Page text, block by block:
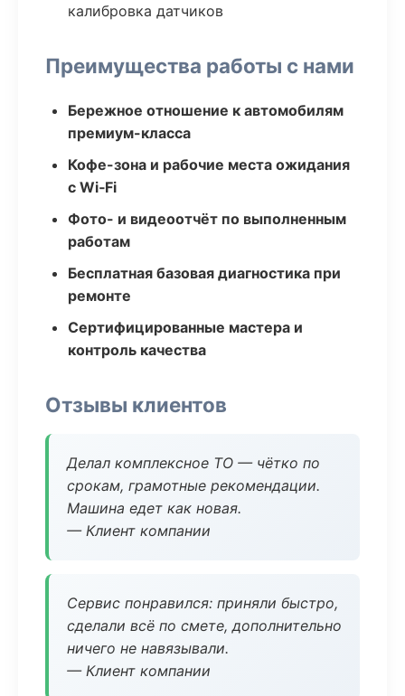
калибровка датчиков
Преимущества работы с нами
Бережное отношение к автомобилям
премиум-класса
Кофе-зона и рабочие места ожидания
с Wi‑Fi
Фото- и видеоотчёт по выполненным
работам
Бесплатная базовая диагностика при
ремонте
Сертифицированные мастера и
контроль качества
Отзывы клиентов
Делал комплексное ТО — чётко по
срокам, грамотные рекомендации.
Машина едет как новая.
— Клиент компании
Сервис понравился: приняли быстро,
сделали всё по смете, дополнительно
ничего не навязывали.
— Клиент компании